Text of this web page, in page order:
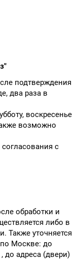
подтверждения
два раза в
воскресенье
возможно
с
обработки и
либо в
Также уточняется
Москве: до
до адреса (двери)